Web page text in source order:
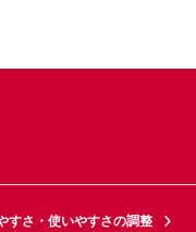
すさ・使いやすさの調整